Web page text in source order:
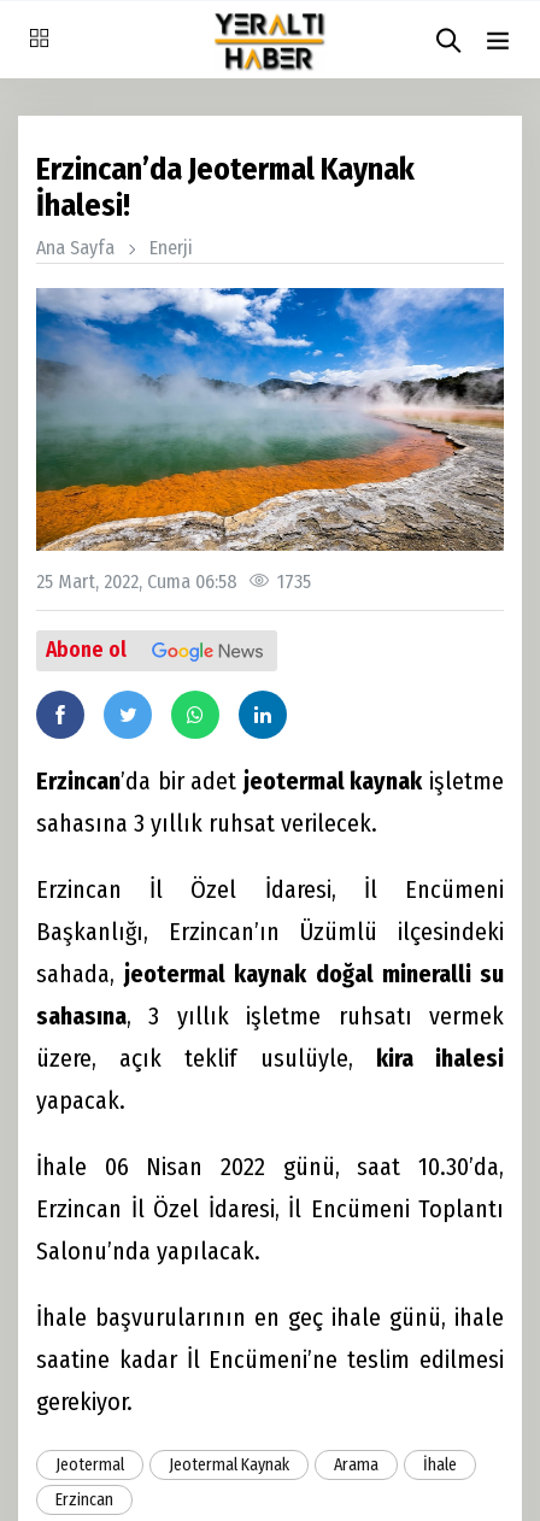
Erzincan’da Jeotermal Kaynak
İhalesi!
Ana Sayfa Enerji
25 Mart, 2022, Cuma 06:58 1735
Abone ol
Erzincan’da bir adet jeotermal kaynakişletme
sahasına 3 yıllık ruhsat verilecek.
Erzincan İl Özel İdaresi, İl Encümeni
Başkanlığı, Erzincan’ın Üzümlü ilçesindeki
sahada, jeotermal kaynak doğal mineralli su
sahasına, 3 yıllık işletme ruhsatı vermek
üzere, açık teklif usulüyle, kira ihalesi
yapacak.
İhale 06 Nisan 2022 günü, saat 10.30’da,
Erzincan İl Özel İdaresi, İl Encümeni Toplantı
Salonu’nda yapılacak.
İhale başvurularının en geç ihale günü, ihale
saatine kadar İl Encümeni’ne teslim edilmesi
gerekiyor.
Jeotermal Jeotermal Kaynak Arama
İhale
Erzincan